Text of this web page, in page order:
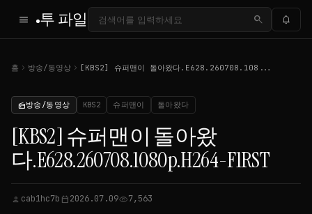
menu 투 파일 search notifications
홈 chevron_right 방송/동영상 chevron_right [KBS2] 슈퍼맨이 돌아왔다.E628.260708.108...
radio방송/동영상 KBS2 슈퍼맨이 돌아왔다
[KBS2] 슈퍼맨이 돌아왔
다.E628.260708.1080p.H264-F1RST
person cab1hc7b calendar_today2026.07.09visibility7,563